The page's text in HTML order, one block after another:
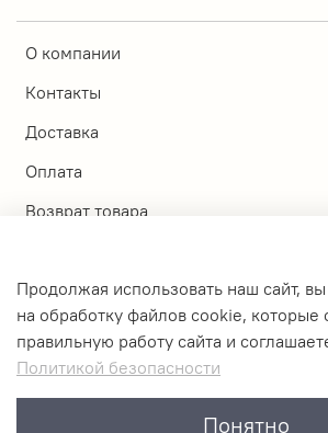
О компании
Контакты
Доставка
Оплата
Возврат товара
Личный кабинет
Оферта и политика
Продолжая использовать наш сайт, вы
на обработку файлов cookie, которые
правильную работу сайта и
Политикой безопасности
Понятно